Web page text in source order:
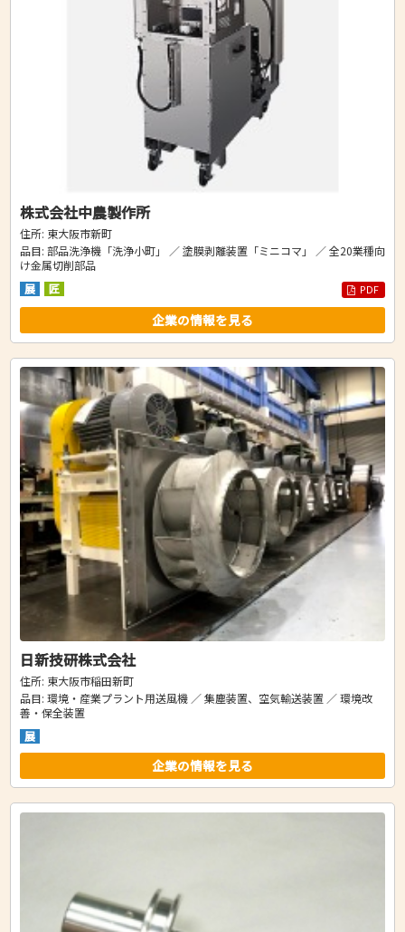
株式会社中農製作所
住所: 東大阪市新町
品目: 部品洗浄機「洗浄小町」 ／ 塗膜剥離装置「ミニコマ」 ／ 全20業種向
け金属切削部品
展
匠 PDF
企業の情報を見る
日新技研株式会社
住所: 東大阪市稲田新町
品目: 環境・産業プラント用送風機 ／ 集塵装置、空気輸送装置 ／ 環境改
善・保全装置
展
企業の情報を見る